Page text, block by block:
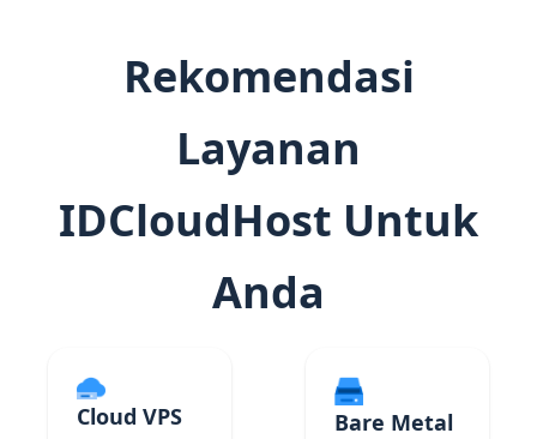
Rekomendasi
Layanan
IDCloudHost Untuk
Anda
Cloud VPS
Bare Metal